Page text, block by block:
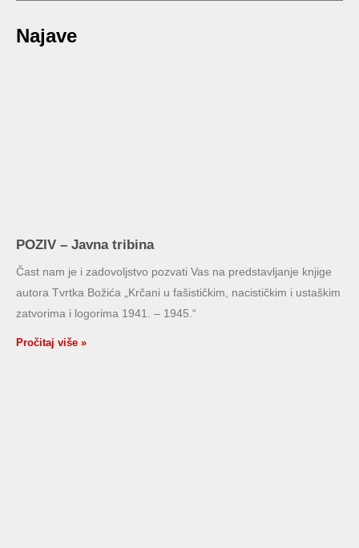
Najave
POZIV – Javna tribina
Čast nam je i zadovoljstvo pozvati Vas na predstavljanje knjige
autora Tvrtka Božića „Krčani u fašističkim, nacističkim i ustaškim
zatvorima i logorima 1941. – 1945.“
Pročitaj više »